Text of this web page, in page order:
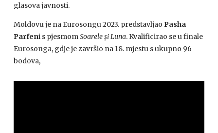
glasova javnosti.
Moldovu je na Eurosongu 2023. predstavljao Pasha
Parfeni s pjesmom Soarele și Luna. Kvalificirao se u finale
Eurosonga, gdje je završio na 18. mjestu s ukupno 96
bodova,